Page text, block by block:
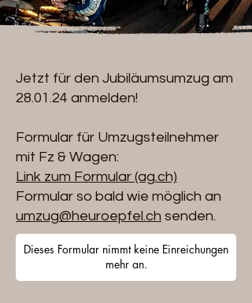
Jetzt für den Jubiläumsumzug am
28.01.24 anmelden!
Formular für Umzugsteilnehmer
mit Fz & Wagen:
Link zum Formular (ag.ch)
Formular so bald wie möglich an
umzug@heuroepfel.ch senden.
Dieses Formular nimmt keine Einreichungen
mehr an.